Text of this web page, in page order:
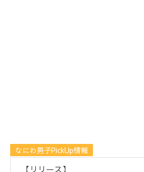
なにわ男子PickUp情報
【リリース】